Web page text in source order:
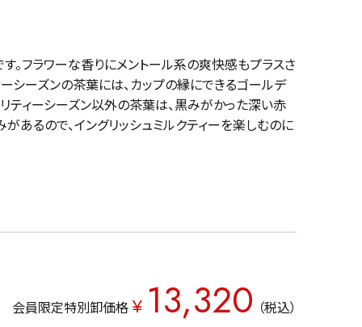
。フラワーな香りにメントール系の爽快感もプラスさ
シーズンの茶葉には、カップの縁にできるゴールデ
ティーシーズン以外の茶葉は、黒みがかった深い赤
あるので、イングリッシュミルクティーを楽しむのに
会員限定特別卸価格 ¥ 13,320 税込